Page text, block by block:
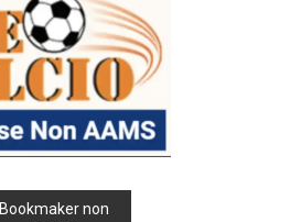
Bookmaker non